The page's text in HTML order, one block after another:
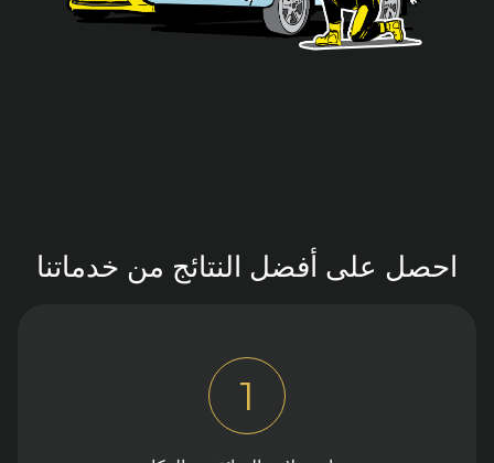
احصل على أفضل النتائج من خدماتنا
1